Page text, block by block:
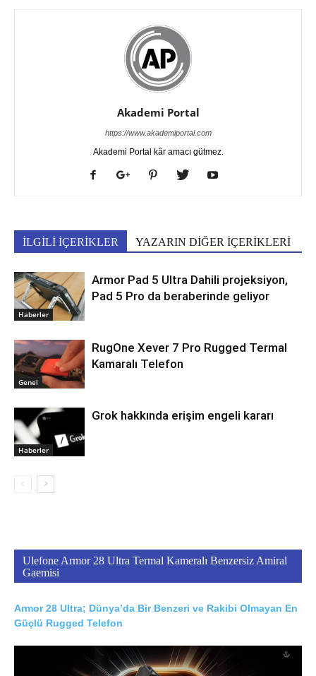
Akademi Portal
https://www.akademiportal.com
Akademi Portal kâr amacı gütmez.
İLGİLİ İÇERİKLER YAZARIN DİĞER İÇERİKLERİ
Haberler
Armor Pad 5 Ultra Dahili projeksiyon,
Pad 5 Pro da beraberinde geliyor
Genel
RugOne Xever 7 Pro Rugged Termal
Kamaralı Telefon
Haberler
Grok hakkında erişim engeli kararı
Ulefone Armor 28 Ultra Termal Kameralı Benzersiz Amiral
Gaemisi
Armor 28 Ultra; Dünya’da Bir Benzeri ve Rakibi Olmayan En
Güçlü Rugged Telefon